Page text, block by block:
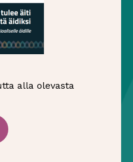
alla olevasta
avautuu uudessa ikkunassa